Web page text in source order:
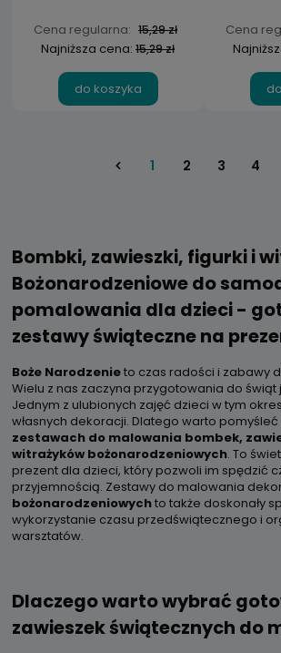
Cena regularna: 15,29 zł
Najniższa cena: 15,29 zł
do koszyka
Cena
1 2 3 4
Bombki, zawieszki, figurki i
Bożonarodzeniowe do
pomalowania dla dzieci -
zestawy świąteczne na
Boże Narodzenieto czas radości i zabawy
Wielu z nas zaczyna przygotowania do świąt
Jednym z ulubionych zajęć dzieci w tym
własnych dekoracji. Dlatego warto pomyśleć
zestawach do malowania bombek,
witrażyków bożonarodzeniowych. To
prezent dla dzieci, który pozwoli im spędzić
przyjemnością. Zestawy do malowania
bożonarodzeniowychto także doskonały
wykorzystanie czasu przedświątecznego i
warsztatów.
Dlaczego warto wybrać
zawieszek świątecznych do